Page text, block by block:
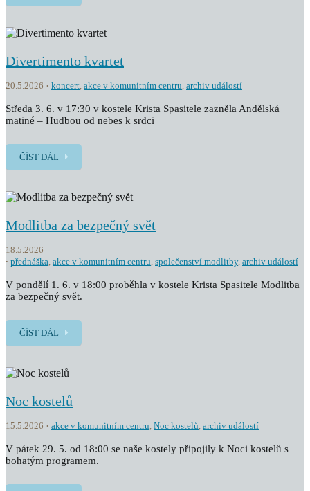
Divertimento kvartet
20.5.2026 koncert, akce v komunitním centru, archiv událostí
Středa 3. 6. v 17:30 v kostele Krista Spasitele zazněla Andělská
matiné – Hudbou od nebes k srdci
ČÍST DÁL
Modlitba za bezpečný svět
18.5.2026
přednáška, akce v komunitním centru, společenství modlitby, archiv událostí
V pondělí 1. 6. v 18:00 proběhla v kostele Krista Spasitele Modlitba
za bezpečný svět.
ČÍST DÁL
Noc kostelů
15.5.2026 akce v komunitním centru, Noc kostelů, archiv událostí
V pátek 29. 5. od 18:00 se naše kostely připojily k Noci kostelů s
bohatým programem.